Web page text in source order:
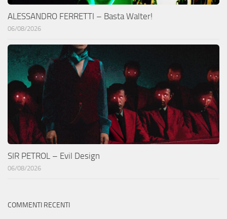
ALESSANDRO FERRETTI – Basta Walter!
06/08/2026
SIR PETROL – Evil Design
06/08/2026
COMMENTI RECENTI